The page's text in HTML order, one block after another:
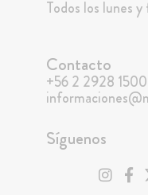
Todos los lunes
Contacto
+56 2 2928 1500
Síguenos